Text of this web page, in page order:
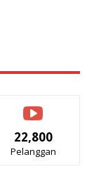
22,800
Pelanggan